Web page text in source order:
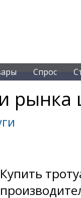
Спрос
рынка
Купить